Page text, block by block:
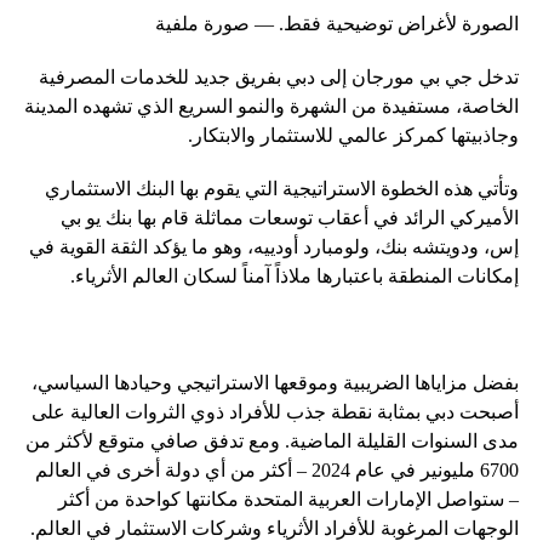
الصورة لأغراض توضيحية فقط. — صورة ملفية
تدخل جي بي مورجان إلى دبي بفريق جديد للخدمات المصرفية
الخاصة، مستفيدة من الشهرة والنمو السريع الذي تشهده المدينة
وجاذبيتها كمركز عالمي للاستثمار والابتكار.
وتأتي هذه الخطوة الاستراتيجية التي يقوم بها البنك الاستثماري
الأميركي الرائد في أعقاب توسعات مماثلة قام بها بنك يو بي
إس، ودويتشه بنك، ولومبارد أودييه، وهو ما يؤكد الثقة القوية في
إمكانات المنطقة باعتبارها ملاذاً آمناً لسكان العالم الأثرياء.
بفضل مزاياها الضريبية وموقعها الاستراتيجي وحيادها السياسي،
أصبحت دبي بمثابة نقطة جذب للأفراد ذوي الثروات العالية على
مدى السنوات القليلة الماضية. ومع تدفق صافي متوقع لأكثر من
6700 مليونير في عام 2024 – أكثر من أي دولة أخرى في العالم
– ستواصل الإمارات العربية المتحدة مكانتها كواحدة من أكثر
الوجهات المرغوبة للأفراد الأثرياء وشركات الاستثمار في العالم.